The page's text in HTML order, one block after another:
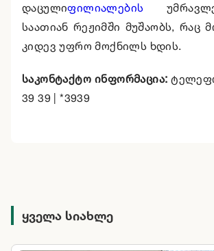
დაცულიფილიალების
საათიან რეჟიმში მუშაობს, რაც
კიდევ უფრო მოქნილს ხდის.
საკონტაქტო ინფორმაცია:
39 39 | *3939
ყველა სიახლე